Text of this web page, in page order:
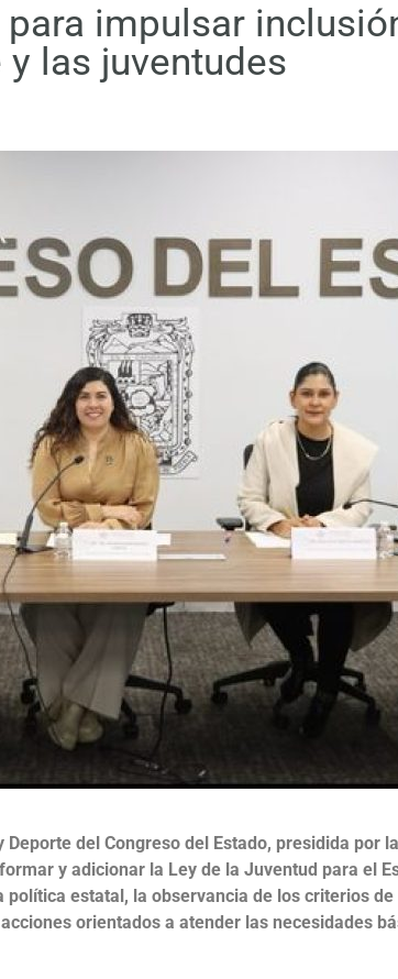
impulsar
las juventudes
Deporte del Congreso del Estado, presidida por
y adicionar la Ley de la Juventud para el
estatal, la observancia de los criterios
orientados a atender las necesidades